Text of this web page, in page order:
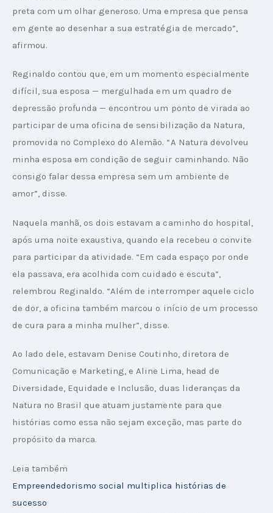
preta com um olhar generoso. Uma empresa que pensa
em gente ao desenhar a sua estratégia de mercado”,
afirmou.
Reginaldo contou que, em um momento especialmente
difícil, sua esposa — mergulhada em um quadro de
depressão profunda — encontrou um ponto de virada ao
participar de uma oficina de sensibilização da Natura,
promovida no Complexo do Alemão. “A Natura devolveu
minha esposa em condição de seguir caminhando. Não
consigo falar dessa empresa sem um ambiente de
amor”, disse.
Naquela manhã, os dois estavam a caminho do hospital,
após uma noite exaustiva, quando ela recebeu o convite
para participar da atividade. “Em cada espaço por onde
ela passava, era acolhida com cuidado e escuta”,
relembrou Reginaldo. “Além de interromper aquele ciclo
de dor, a oficina também marcou o início de um processo
de cura para a minha mulher”, disse.
Ao lado dele, estavam Denise Coutinho, diretora de
Comunicação e Marketing, e Aline Lima, head de
Diversidade, Equidade e Inclusão, duas lideranças da
Natura no Brasil que atuam justamente para que
histórias como essa não sejam exceção, mas parte do
propósito da marca.
Leia também
Empreendedorismo social multiplica histórias de
sucesso